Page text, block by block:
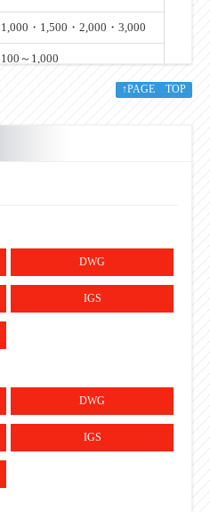
1,000・1,500・2,000・3,000
100～1,000
フリーサイズ製作可能
DWG
IGS
DWG
IGS